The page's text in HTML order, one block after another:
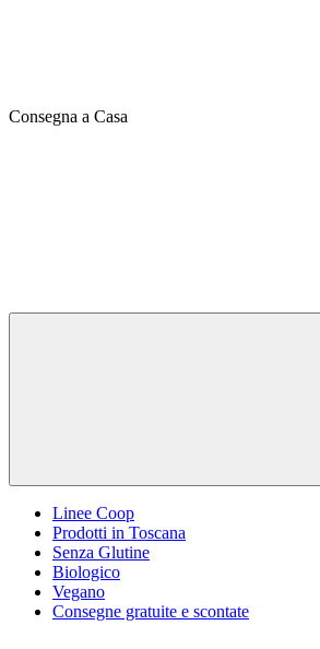
Consegna a Casa
Linee Coop
Prodotti in Toscana
Senza Glutine
Biologico
Vegano
Consegne gratuite e scontate